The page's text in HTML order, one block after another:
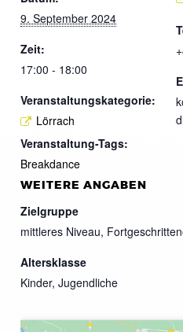
9. September 2024
Zeit:
17:00 - 18:00
Veranstaltungskategorie:
Lörrach
Veranstaltung-Tags:
Breakdance
WEITERE ANGABEN
Zielgruppe
mittleres Niveau,
Altersklasse
Kinder, Jugendliche